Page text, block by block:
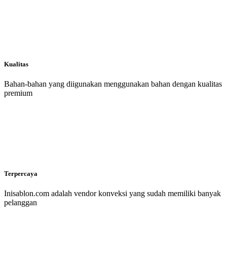
Kualitas
Bahan-bahan yang diigunakan menggunakan bahan dengan kualitas
premium
Terpercaya
Inisablon.com adalah vendor konveksi yang sudah memiliki banyak
pelanggan